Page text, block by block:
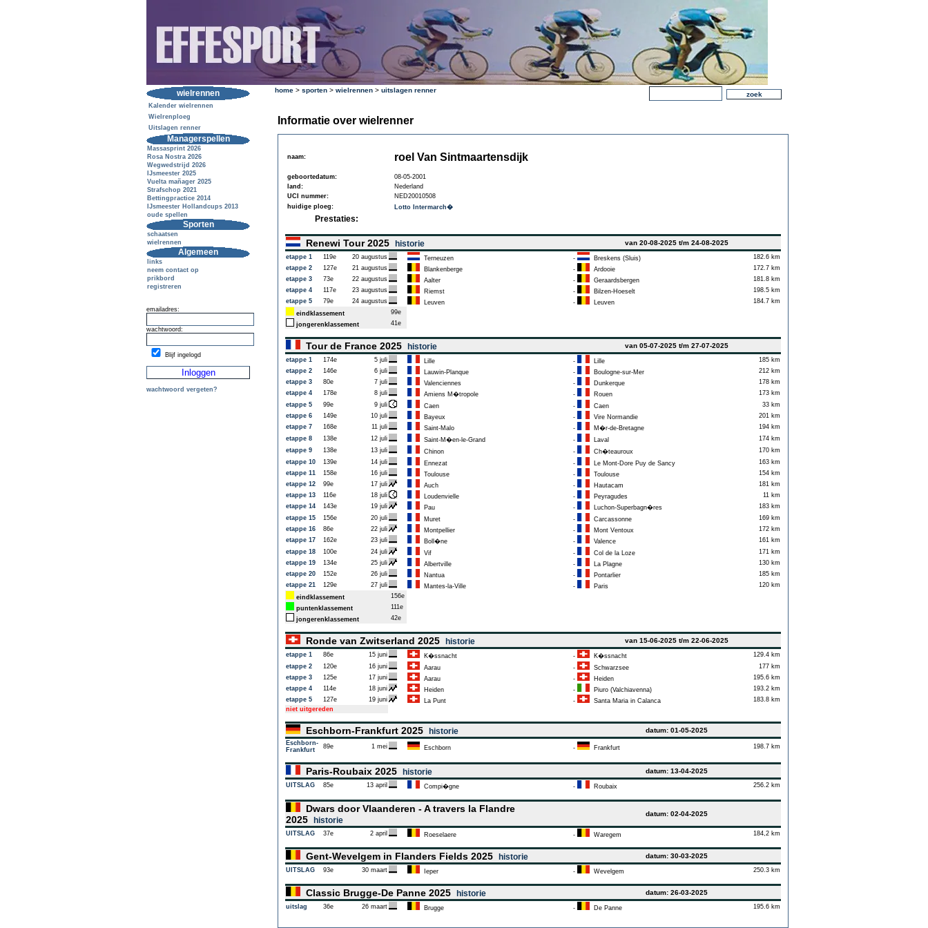
wielrennen
Kalender wielrennen
Wielrenploeg
Uitslagen renner
Managerspellen
Massasprint 2026
Rosa Nostra 2026
Wegwedstrijd 2026
IJsmeester 2025
Vuelta mañager 2025
Strafschop 2021
Bettingpractice 2014
IJsmeester Hollandcups 2013
oude spellen
Sporten
schaatsen
wielrennen
Algemeen
links
neem contact op
prikbord
registreren
emailadres:
wachtwoord:
Blijf ingelogd
wachtwoord vergeten?
home > sporten > wielrennen > uitslagen renner
Informatie over wielrenner
naam: roel Van Sintmaartensdijk
geboortedatum:
08-05-2001
land:
Nederland
UCI nummer:
NED20010508
huidige ploeg:
Lotto Intermarch�
Prestaties:
Renewi Tour 2025 historie van 20-08-2025 t/m 24-08-2025
etappe 1 119e 20 augustus Terneuzen - Breskens (Sluis)
182.6 km
etappe 2
127e 21 augustus Blankenberge - Ardooie
172.7 km
etappe 3
73e 22 augustus Aalter - Geraardsbergen
181.8 km
etappe 4
117e 23 augustus Riemst - Bilzen-Hoeselt
198.5 km
etappe 5
79e 24 augustus Leuven - Leuven
184.7 km
eindklassement
99e
jongerenklassement
41e
Tour de France 2025 historie van 05-07-2025 t/m 27-07-2025
etappe 1 174e 5 juli Lille - Lille
185 km
etappe 2
146e 6 juli Lauwin-Planque - Boulogne-sur-Mer
212 km
etappe 3
80e 7 juli Valenciennes - Dunkerque
178 km
etappe 4
178e 8 juli Amiens M�tropole - Rouen
173 km
etappe 5
99e 9 juli Caen - Caen
33 km
etappe 6
149e 10 juli Bayeux - Vire Normandie
201 km
etappe 7
168e 11 juli Saint-Malo - M�r-de-Bretagne
194 km
etappe 8
138e 12 juli Saint-M�en-le-Grand - Laval
174 km
etappe 9
138e 13 juli Chinon - Ch�teauroux
170 km
etappe 10
139e 14 juli Ennezat - Le Mont-Dore Puy de Sancy
163 km
etappe 11
158e 16 juli Toulouse - Toulouse
154 km
etappe 12
99e 17 juli Auch - Hautacam
181 km
etappe 13
116e 18 juli Loudenvielle - Peyragudes
11 km
etappe 14
143e 19 juli Pau - Luchon-Superbagn�res
183 km
etappe 15
156e 20 juli Muret - Carcassonne
169 km
etappe 16
86e 22 juli Montpellier - Mont Ventoux
172 km
etappe 17
162e 23 juli Boll�ne - Valence
161 km
etappe 18
100e 24 juli Vif - Col de la Loze
171 km
etappe 19
134e 25 juli Albertville - La Plagne
130 km
etappe 20
152e 26 juli Nantua - Pontarlier
185 km
etappe 21
129e 27 juli Mantes-la-Ville - Paris
120 km
eindklassement
156e
puntenklassement
111e
jongerenklassement
42e
Ronde van Zwitserland 2025 historie van 15-06-2025 t/m 22-06-2025
etappe 1 86e 15 juni K�ssnacht - K�ssnacht
129.4 km
etappe 2
120e 16 juni Aarau - Schwarzsee
177 km
etappe 3
125e 17 juni Aarau - Heiden
195.6 km
etappe 4
114e 18 juni Heiden - Piuro (Valchiavenna)
193.2 km
etappe 5
127e 19 juni La Punt - Santa Maria in Calanca
183.8 km
niet uitgereden
Eschborn-Frankfurt 2025 historie datum: 01-05-2025
Eschborn-
Frankfurt
89e 1 mei Eschborn - Frankfurt 198.7 km
Paris-Roubaix 2025 historie datum: 13-04-2025
UITSLAG 85e 13 april Compi�gne - Roubaix 256.2 km
Dwars door Vlaanderen - A travers la Flandre
2025
historie
datum: 02-04-2025
UITSLAG 37e 2 april Roeselaere - Waregem 184,2 km
Gent-Wevelgem in Flanders Fields 2025 historie datum: 30-03-2025
UITSLAG 93e 30 maart Ieper - Wevelgem 250.3 km
Classic Brugge-De Panne 2025 historie datum: 26-03-2025
uitslag 36e 26 maart Brugge - De Panne 195.6 km